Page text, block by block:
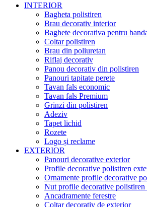
INTERIOR
Bagheta polistiren
Brau decorativ interior
Baghete decorativa pentru
Coltar polistiren
Brau din poliuretan
Riflaj decorativ
Panou decorativ din polistiren
Panouri tapitate perete
Tavan fals economic
Tavan fals Premium
Grinzi din polistiren
Adeziv
Tapet lichid
Rozete
Logo și reclame
EXTERIOR
Panouri decorative exterior
Profile decorative polistiren
Ornamente profile decorative
Nut profile decorative polistiren
Ancadramente ferestre
Coltar decorativ de exterior